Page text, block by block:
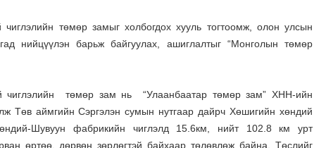
чиглэлийн төмөр замыг холбогдох хууль тогтоомж, олон улсын
нийцүүлэн барьж байгуулах, ашиглалтыг “Монголын төмөр
чиглэлийн төмөр зам нь “Улаанбаатар төмөр зам” ХНН-ийн
Төв аймгийн Сэргэлэн сумын нутгаар дайрч Хөшигийн хөндий
Шувуун фабрикийн чиглэлд 15.6км, нийт 102.8 км урт
өртөө, дөрвөн зөрлөгтэй байхаар төлөвлөж байна. Төслийг